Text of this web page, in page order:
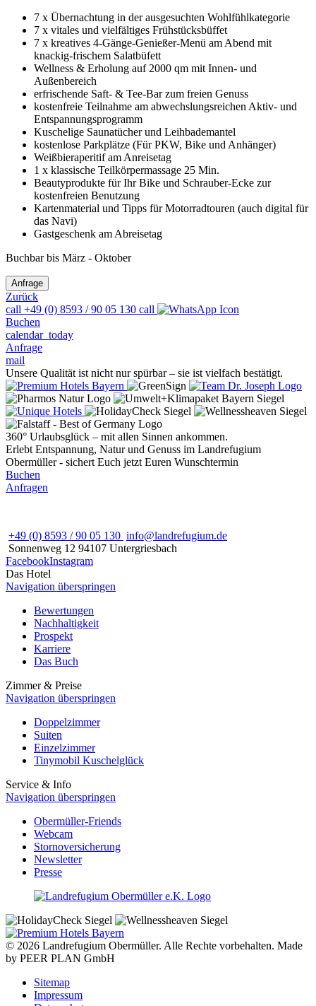
7 x Übernachtung in der ausgesuchten Wohlfühlkategorie
7 x vitales und vielfältiges Frühstücksbüffet
7 x kreatives 4-Gänge-Genießer-Menü am Abend mit
knackig-frischem Salatbüfett
Wellness & Erholung auf 2000 qm mit Innen- und
Außenbereich
erfrischende Saft- & Tee-Bar zum freien Genuss
kostenfreie Teilnahme am abwechslungsreichen Aktiv- und
Entspannungsprogramm
Kuschelige Saunatücher und Leihbademantel
kostenlose Parkplätze (Für PKW, Bike und Anhänger)
Weißbieraperitif am Anreisetag
1 x klassische Teilkörpermassage 25 Min.
Beautyprodukte für Ihr Bike und Schrauber-Ecke zur
kostenfreien Benutzung
Kartenmaterial und Tipps für Motorradtouren (auch digital für
das Navi)
Gastgeschenk am Abreisetag
Buchbar bis März - Oktober
Zurück
call +49 (0) 8593 / 90 05 130 call
Buchen
calendar_today
Anfrage
mail
Unsere Qualität ist nicht nur spürbar – sie ist vielfach bestätigt.
360° Urlaubsglück – mit allen Sinnen ankommen.
Erlebt Entspannung, Natur und Genuss im Landrefugium
Obermüller - sichert Euch jetzt Euren Wunschtermin
Buchen
Anfragen
+49 (0) 8593 / 90 05 130 info@landrefugium.de
Sonnenweg 12 94107 Untergriesbach
FacebookInstagram
Das Hotel
Navigation überspringen
Bewertungen
Nachhaltigkeit
Prospekt
Karriere
Das Buch
Zimmer & Preise
Navigation überspringen
Doppelzimmer
Suiten
Einzelzimmer
Tinymobil Kuschelglück
Service & Info
Navigation überspringen
Obermüller-Friends
Webcam
Stornoversicherung
Newsletter
Presse
© 2026 Landrefugium Obermüller. Alle Rechte vorbehalten. Made
by PEER PLAN GmbH
Sitemap
Impressum